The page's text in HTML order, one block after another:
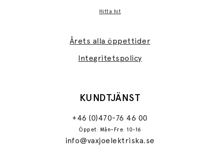
Hitta hit
Årets alla öppettider
Integritetspolicy
KUNDTJÄNST
+46 (0)470-76 46 00
Öppet: Mån–Fre: 10-16
info@vaxjoelektriska.se